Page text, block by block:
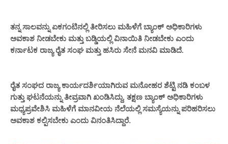
ತನ್ನ ಸಾಲವನ್ನು ಏಕಗಂಟಿನಲ್ಲಿ ತೀರಿಸಲು ಮಹಿಳೆಗೆ ಬ್ಯಾಂಕ್‌ ಅಧಿಕಾರಿಗಳು
ಅವಕಾಶ ನೀಡಬೇಕು ಮತ್ತು ಬಡ್ಡಿಯಲ್ಲಿ ವಿನಾಯಿತಿ ನೀಡಬೇಕು ಎಂದು
ಕರ್ನಾಟಕ ರಾಜ್ಯ ರೈತ ಸಂಘ ಮತ್ತು ಹಸಿರು ಸೇನೆ ಮನವಿ ಮಾಡಿದೆ.
ರೈತ ಸಂಘದ ರಾಜ್ಯ ಕಾರ್ಯದರ್ಶಿಯಾಗಿರುವ ಮನೋಹರ ಶೆಟ್ಟಿ ನಡಿ ಕಂಬಳ
ಗುತ್ತು ಘಟನೆಯನ್ನುತೀವ್ರವಾಗಿ ಖಂಡಿಸಿದ್ದು, ತಕ್ಷಣ ಬ್ಯಾಂಕ್ ಅಧಿಕಾರಿಗಳು
ಮಧ್ಯಪ್ರವೇಶಿಸಿ ಮಹಿಳೆಗೆ ಮಾನವೀಯ ನೆಲೆಯಲ್ಲಿ ಸಮಸ್ಯೆಯನ್ನು ಪರಿಹರಿಸಲು
ಅವಕಾಶ ಕಲ್ಪಿಸಬೇಕು ಎಂದು ವಿನಂತಿಸಿದ್ದಾರೆ.